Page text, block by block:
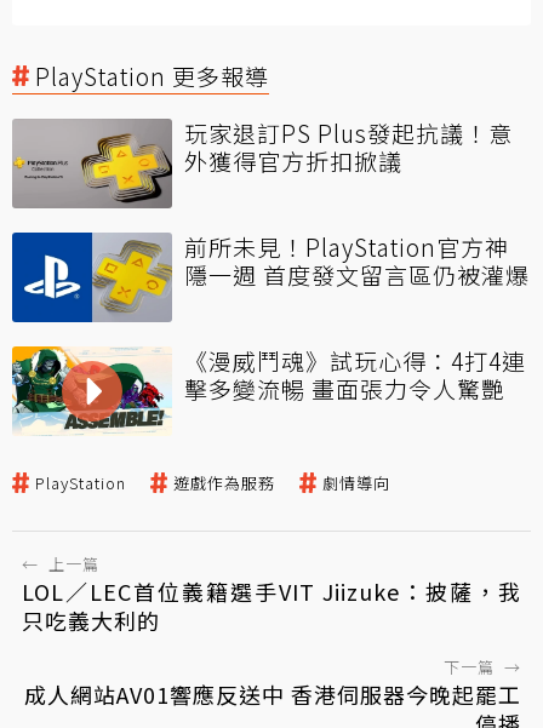
PlayStation 更多報導
玩家退訂PS Plus發起抗議！意
外獲得官方折扣掀議
前所未見！PlayStation官方神
隱一週 首度發文留言區仍被灌爆
《漫威鬥魂》試玩心得：4打4連
擊多變流暢 畫面張力令人驚艷
PlayStation 遊戲作為服務 劇情導向
← 上一篇
LOL／LEC首位義籍選手VIT Jiizuke：披薩，我
只吃義大利的
下一篇 →
成人網站AV01響應反送中 香港伺服器今晚起罷工